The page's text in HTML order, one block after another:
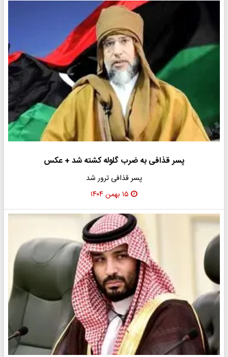
پسر قذافی به ضرب گلوله کشته شد + عکس
پسر قذافی ترور شد
۱۵ بهمن ۱۴۰۴